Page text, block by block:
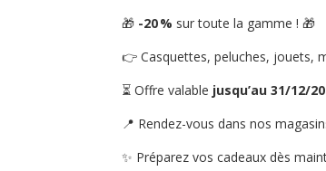
🎁 -20 % sur toute la gamme ! 🎁
👉 Casquettes, peluches, jouets,
⏳ Offre valable jusqu’au 31/12/
📍 Rendez-vous dans nos
✨ Préparez vos cadeaux dès